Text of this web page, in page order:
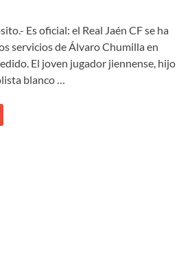
Es oficial: el Real Jaén CF se ha
servicios de Álvaro Chumilla en
El joven jugador jiennense, hijo
blanco …